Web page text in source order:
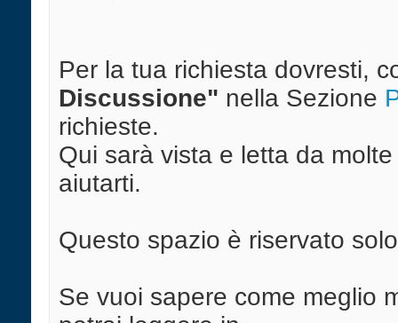
Per la tua richiesta dovresti,
Discussione" nella Sezione
richieste.
Qui sarà vista e letta da
aiutarti.
Questo spazio è riservato
Se vuoi sapere come meglio